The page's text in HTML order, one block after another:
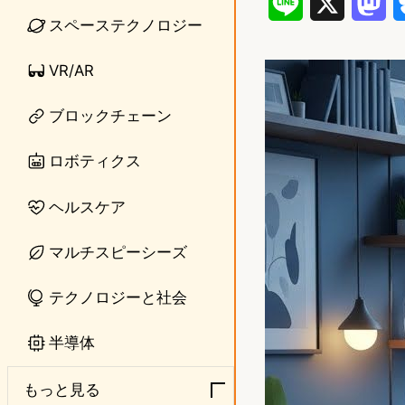
スペーステクノロジー
VR/AR
ブロックチェーン
ロボティクス
ヘルスケア
マルチスピーシーズ
テクノロジーと社会
半導体
もっと見る
e
s
o
d
n